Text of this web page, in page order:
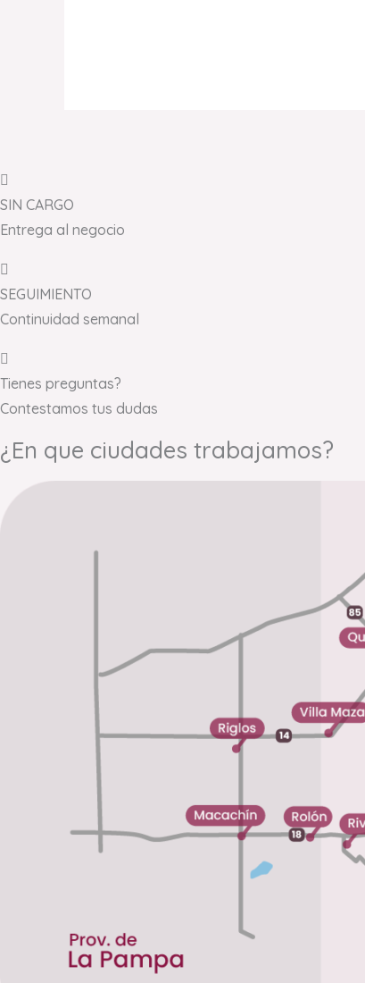
SIN CARGO
Entrega al negocio
SEGUIMIENTO
Continuidad semanal
Tienes preguntas?
Contestamos tus dudas
¿En que ciudades trabajamos?